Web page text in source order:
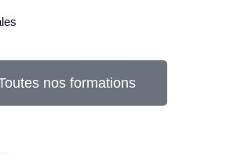
nos formations